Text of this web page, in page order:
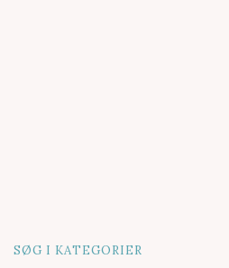
SØG I KATEGORIER